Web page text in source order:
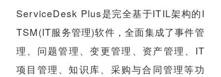
ServiceDesk Plus是完全基于ITIL架构的I
TSM(IT服务管理)软件，全面集成了事件管
理、问题管理、变更管理、资产管理、IT
项目管理、知识库、采购与合同管理等功